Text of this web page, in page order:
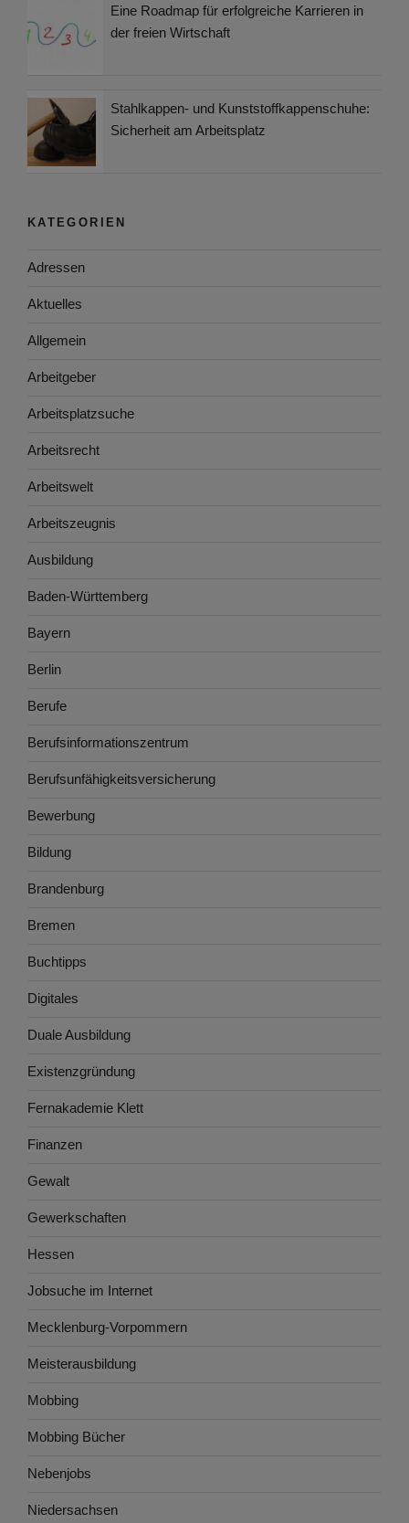
Eine Roadmap für erfolgreiche Karrieren in
der freien Wirtschaft
Stahlkappen- und Kunststoffkappenschuhe:
Sicherheit am Arbeitsplatz
KATEGORIEN
Adressen
Aktuelles
Allgemein
Arbeitgeber
Arbeitsplatzsuche
Arbeitsrecht
Arbeitswelt
Arbeitszeugnis
Ausbildung
Baden-Württemberg
Bayern
Berlin
Berufe
Berufsinformationszentrum
Berufsunfähigkeitsversicherung
Bewerbung
Bildung
Brandenburg
Bremen
Buchtipps
Digitales
Duale Ausbildung
Existenzgründung
Fernakademie Klett
Finanzen
Gewalt
Gewerkschaften
Hessen
Jobsuche im Internet
Mecklenburg-Vorpommern
Meisterausbildung
Mobbing
Mobbing Bücher
Nebenjobs
Niedersachsen